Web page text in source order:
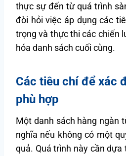
thực sự đến từ quá trình
đòi hỏi việc áp dụng các
trọng và thực thi các chiến
hóa danh sách cuối cùng.
Các tiêu chí để xác
phù hợp
Một danh sách hàng ngàn
nghĩa nếu không có một
quả. Quá trình này cần